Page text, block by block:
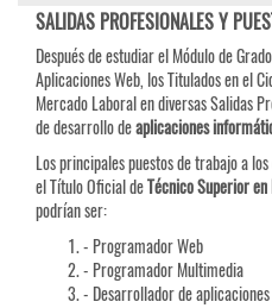
SALIDAS PROFESIONALES Y
Después de estudiar el Módulo de
Aplicaciones Web, los Titulados en el
Mercado Laboral en diversas Salidas
de desarrollo deaplicaciones
Los principales puestos de trabajo a
el Título Oficial deTécnico Superior
podrían ser:
- Programador Web
- Programador Multimedia
- Desarrollador de